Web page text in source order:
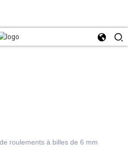
roulements à billes de 6 mm